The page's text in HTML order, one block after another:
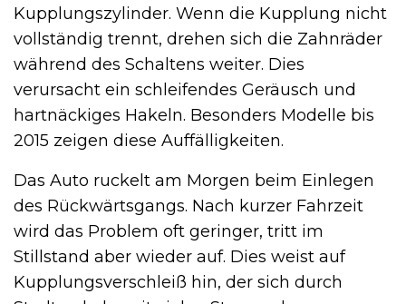
Kupplungszylinder. Wenn die Kupplung nicht
vollständig trennt, drehen sich die Zahnräder
während des Schaltens weiter. Dies
verursacht ein schleifendes Geräusch und
hartnäckiges Hakeln. Besonders Modelle bis
2015 zeigen diese Auffälligkeiten.
Das Auto ruckelt am Morgen beim Einlegen
des Rückwärtsgangs. Nach kurzer Fahrzeit
wird das Problem oft geringer, tritt im
Stillstand aber wieder auf. Dies weist auf
Kupplungsverschleiß hin, der sich durch